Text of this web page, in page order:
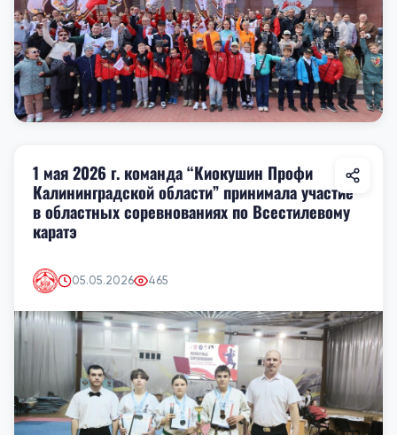
1 мая 2026 г. команда “Киокушин Профи
Калининградской области” принимала участие
в областных соревнованиях по Всестилевому
каратэ
05.05.2026 465